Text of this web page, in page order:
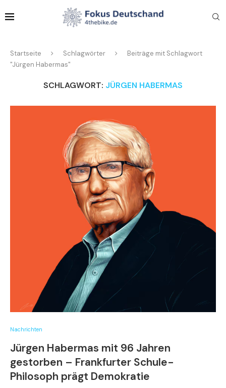
Startseite Schlagwörter
Beiträge mit Schlagwort
"Jürgen Habermas"
SCHLAGWORT: JÜRGEN HABERMAS
Nachrichten
Jürgen Habermas mit 96 Jahren
gestorben – Frankfurter Schule-
Philosoph prägt Demokratie